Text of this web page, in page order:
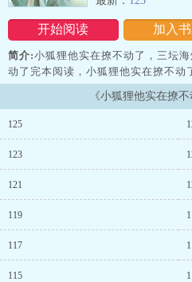
开始阅读 加入
简介:小狐狸他实在撩不动了，三坛
动了完本阅读，小狐狸他实在撩不
了免费阅读，小狐狸他实在撩不动了
《小狐狸他实在撩
125
123
121
119
117
115